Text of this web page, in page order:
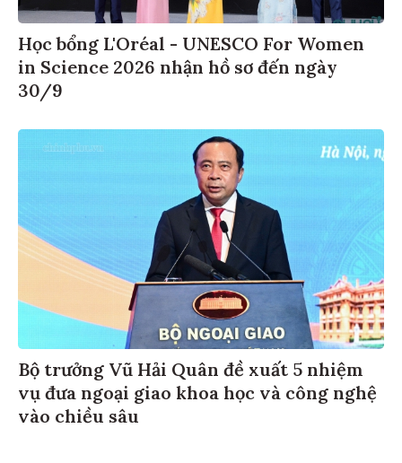
Học bổng L'Oréal - UNESCO For Women
in Science 2026 nhận hồ sơ đến ngày
30/9
Bộ trưởng Vũ Hải Quân đề xuất 5 nhiệm
vụ đưa ngoại giao khoa học và công nghệ
vào chiều sâu